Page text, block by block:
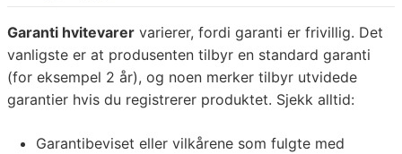
Garanti hvitevarer varierer, fordi garanti er frivillig. Det
vanligste er at produsenten tilbyr en standard garanti
(for eksempel 2 år), og noen merker tilbyr utvidede
garantier hvis du registrerer produktet. Sjekk alltid:
Garantibeviset eller vilkårene som fulgte med